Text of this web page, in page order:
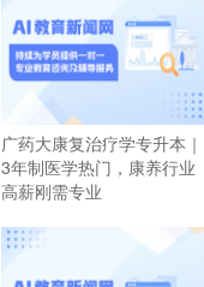
广药大康复治疗学专升本｜
3年制医学热门，康养行业
高薪刚需专业